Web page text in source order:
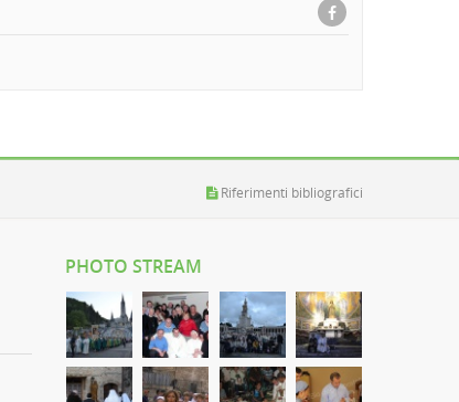
Riferimenti bibliografici
PHOTO STREAM